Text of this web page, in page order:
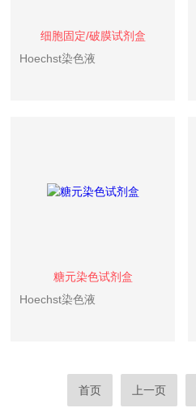
细胞固定/破膜试剂盒
Hoechst染色液
糖元染色试剂盒
Hoechst染色液
首页 上一页